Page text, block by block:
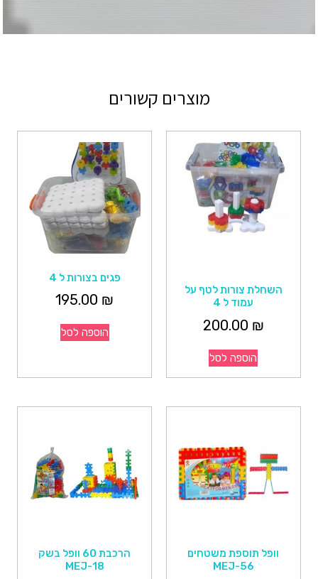
מוצרים קשורים
השחלת צורות לטף על
עמוד ל 4
200.00 ₪
הוספה לסל
פגים בצורות ל 4
195.00 ₪
הוספה לסל
וופל תוספת משטחים
MEJ-56
הרכבת 60 וופל בשק
MEJ-18